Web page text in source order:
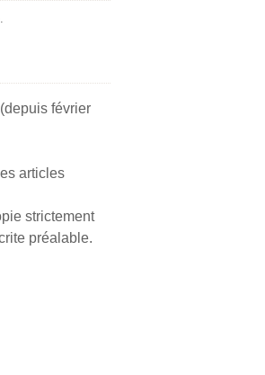
février
articles
strictement
préalable.